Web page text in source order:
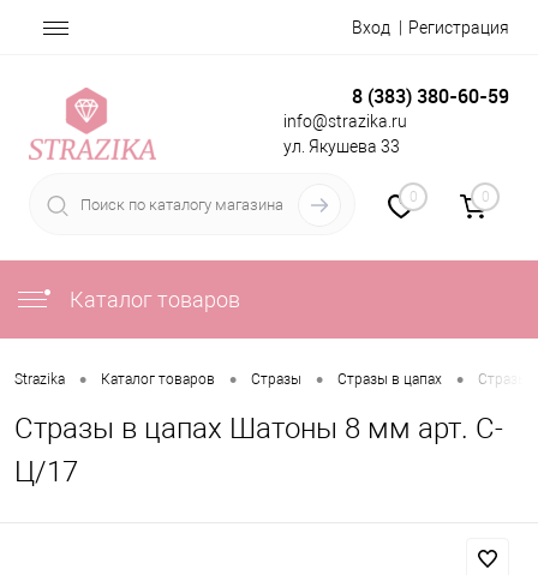
Вход Регистрация
8 (383) 380-60-59
info@strazika.ru
ул. Якушева 33
0 0
Каталог товаров
Strazika • Каталог товаров • Стразы • Стразы в цапах • Стразы
Стразы в цапах Шатоны 8 мм арт. С-
Ц/17